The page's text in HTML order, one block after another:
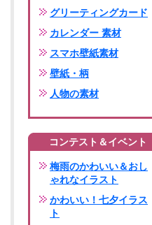
グリーティングカード
カレンダー 素材
スマホ壁紙素材
壁紙・柄
人物の素材
コンテスト＆イベント
梅雨のかわいい＆おし
ゃれなイラスト
かわいい！七夕イラス
ト